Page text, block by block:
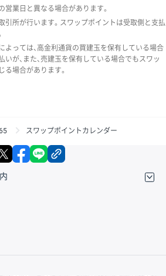
業日と異なる場合があります。
引所が行います。スワップポイントは受取側と支払
よっては、高金利通貨の買建玉を保有している場合
が、また、売建玉を保有している場合でもスワッ
る場合があります。
スワップポイントカレンダー
X facebook